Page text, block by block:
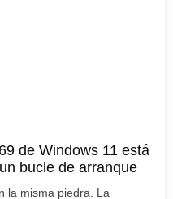
de Windows 11 está
bucle de arranque
la misma piedra. La